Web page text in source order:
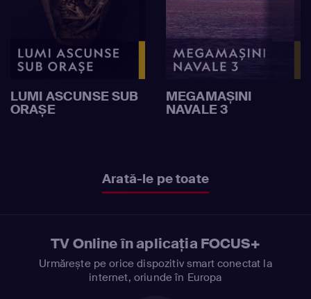
LUMI ASCUNSE SUB
ORAȘE
MEGAMAȘINI
NAVALE 3
Arată-le pe toate
TV Online în aplicația FOCUS+
Urmărește pe orice dispozitiv smart conectat la
internet, oriunde în Europa